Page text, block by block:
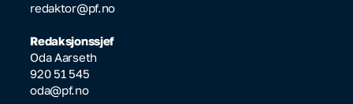
redaktor@pf.no
Redaksjonssjef
Oda Aarseth
920 51 545
oda@pf.no